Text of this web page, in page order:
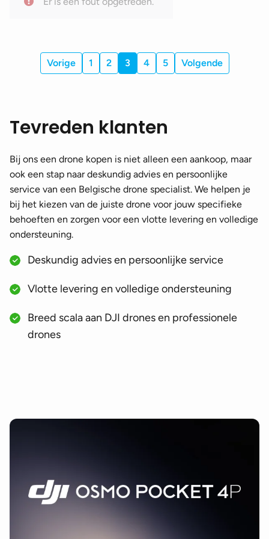
DJI Phantom 4 onderdelen
DJI Avata onderdelen
DJI Avata 2 onderdelen
Vorige 1 2 3 4 5 Volgende
Tevreden klanten
Bij ons een drone kopen is niet alleen een aankoop, maar
ook een stap naar deskundig advies en persoonlijke
service van een Belgische drone specialist. We helpen je
bij het kiezen van de juiste drone voor jouw specifieke
behoeften en zorgen voor een vlotte levering en volledige
ondersteuning.
Deskundig advies en persoonlijke service
Vlotte levering en volledige ondersteuning
Breed scala aan DJI drones en professionele
drones